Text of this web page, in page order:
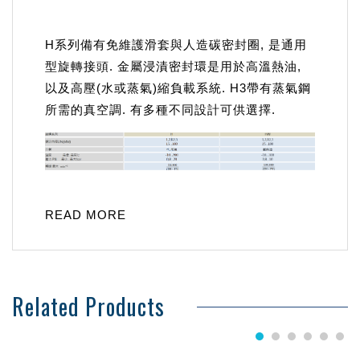
H系列備有免維護滑套與人造碳密封圈, 是通用
型旋轉接頭. 金屬浸漬密封環是用於高溫熱油,
以及高壓(水或蒸氣)縮負載系統. H3帶有蒸氣鋼
所需的真空調. 有多種不同設計可供選擇.
READ MORE
Related Products